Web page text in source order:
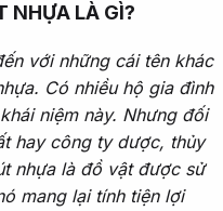
NHỰA LÀ GÌ?
với những cái tên khác
Có nhiều hộ gia đình
niệm này. Nhưng đối
hay công ty dược, thủy
nhựa là đồ vật được sử
mang lại tính tiện lợi